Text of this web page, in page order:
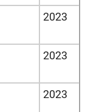
2023
2023
2023